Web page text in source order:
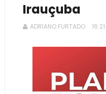
Irauçuba
ADRIANO FURTADO 16:21